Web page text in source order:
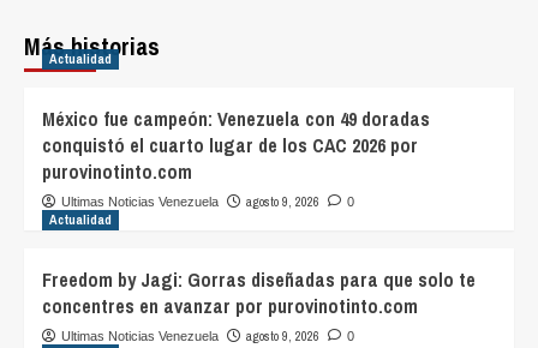
Más historias
Actualidad
México fue campeón: Venezuela con 49 doradas
conquistó el cuarto lugar de los CAC 2026 por
purovinotinto.com
Ultimas Noticias Venezuela agosto 9, 2026 0
Actualidad
Freedom by Jagi: Gorras diseñadas para que solo te
concentres en avanzar por purovinotinto.com
Ultimas Noticias Venezuela agosto 9, 2026 0